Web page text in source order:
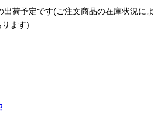
出荷予定です(ご注文商品の在庫状況によ
ます)